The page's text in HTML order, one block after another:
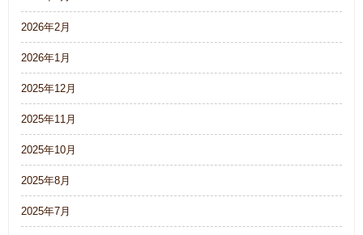
2026年2月
2026年1月
2025年12月
2025年11月
2025年10月
2025年8月
2025年7月